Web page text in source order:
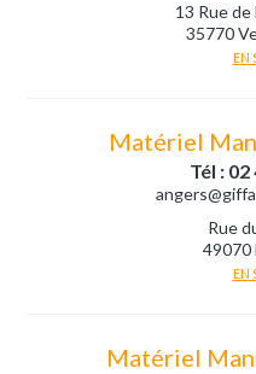
13 Rue
35770
EN
Matériel
Tél : 02
Rue
49070
EN
Matériel